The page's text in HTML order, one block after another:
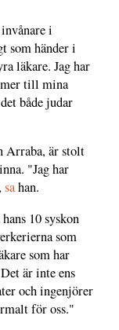
i
som händer i
läkare. Jag har
till mina
både judar
Arraba, är stolt
"Jag har
sahan.
10 syskon
som
som har
är inte ens
och ingenjörer
för oss."